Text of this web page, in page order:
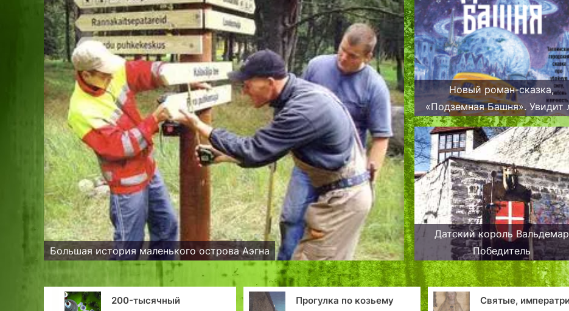
Большая история маленького острова Аэгна
Новый роман-сказка,
«Подземная Башня». Увидит ли
свет?
Датский король Вальдемар
Победитель
200-тысячный
Прогулка по козьему
Святые, императрицы,